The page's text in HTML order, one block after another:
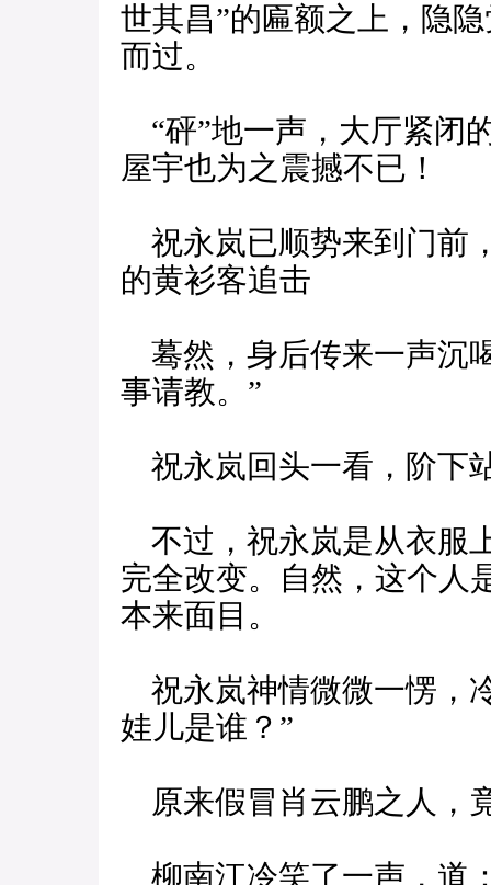
世其昌”的匾额之上，隐
而过。
“砰”地一声，大厅紧闭
屋宇也为之震撼不已！
祝永岚已顺势来到门前
的黄衫客追击
蓦然，身后传来一声沉
事请教。”
祝永岚回头一看，阶下
不过，祝永岚是从衣服
完全改变。自然，这个人
本来面目。
祝永岚神情微微一愣，
娃儿是谁？”
原来假冒肖云鹏之人，
柳南江冷笑了一声，道